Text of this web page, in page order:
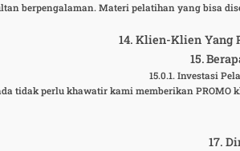
berpengalaman. Materi pelatihan yang bisa
Klien-Klien Yang
Investasi
tidak perlu khawatir kami memberikan